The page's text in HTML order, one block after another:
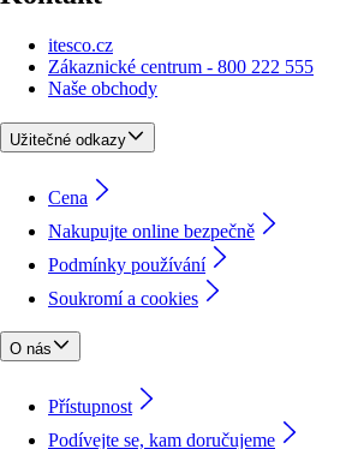
itesco.cz
Zákaznické centrum - 800 222 555
Naše obchody
Užitečné odkazy
Cena
Nakupujte online bezpečně
Podmínky používání
Soukromí a cookies
O nás
Přístupnost
Podívejte se, kam doručujeme